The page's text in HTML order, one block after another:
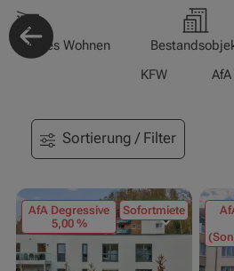
Wohnen
KFW
AfA
Sortierung / Filter
AfA Degressive
5,00 %
Sofortmiete